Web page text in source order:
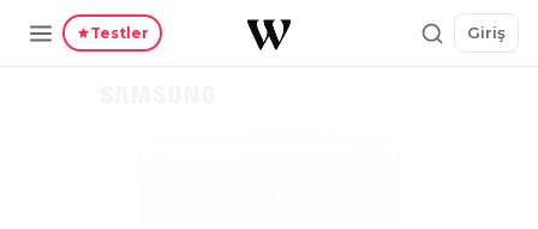
Testler Giriş